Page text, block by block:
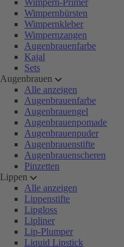
Wimpern-Primer
Wimpernbürsten
Wimpernkleber
Wimpernzangen
Augenbrauenfarbe
Kajal
Sets
Augenbrauen
Alle anzeigen
Augenbrauenfarbe
Augenbrauengel
Augenbrauenpomade
Augenbrauenpuder
Augenbrauenstifte
Augenbrauenscheren
Pinzetten
Lippen
Alle anzeigen
Lippenstifte
Lipgloss
Lipliner
Lip-Plumper
Liquid Lipstick